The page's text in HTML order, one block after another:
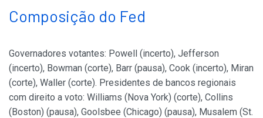
Composição do Fed
Governadores votantes: Powell (incerto), Jefferson
(incerto), Bowman (corte), Barr (pausa), Cook (incerto), Miran
(corte), Waller (corte). Presidentes de bancos regionais
com direito a voto: Williams (Nova York) (corte), Collins
(Boston) (pausa), Goolsbee (Chicago) (pausa), Musalem (St.